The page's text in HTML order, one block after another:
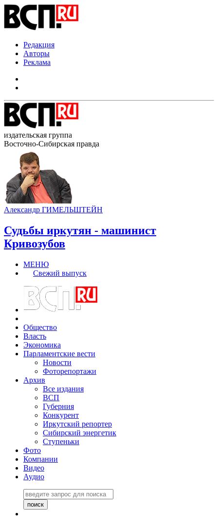
Редакция
Авторы
Реклама
издательская группа
Восточно-Сибирская правда
Александр ГИМЕЛЬШТЕЙН
Судьбы иркутян - машинист
Кривозубов
МЕНЮ
Свежий выпуск
Общество
Власть
Экономика
Парламентские вести
Новости
Фоторепортажи
Архив
Все издания
ВСП
Губерния
Конкурент
Иркутский репортер
Сибирский энергетик
Ступеньки
Фото
Компании
Видео
Аудио